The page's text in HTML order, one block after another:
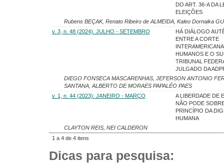
DO ART. 36-A DA
ELEIÇÕES
Rubens BEÇAK, Renato Ribeiro de ALMEIDA, Kaleo Dornaika
v. 3, n. 48 (2024): JULHO - SETEMBRO
HÁ DIÁLOGO
ENTRE A CORTE
HUMANOS E O
TRIBUNAL
JULGADO DA
DIEGO FONSECA MASCARENHAS, JEFERSON ANTONIO
SANTANA, ALBERTO DE MORAES PAPALÉO PAES
v. 1, n. 44 (2023): JANEIRO - MARÇO
A LIBERDADE DE
NÃO PODE
PRINCÍPIO DA
HUMANA
CLAYTON REIS, NEI CALDERON
1 a 4 de 4 itens
Dicas para pesquisa: